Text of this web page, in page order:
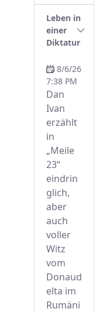
Leben in
einer
Diktatur
8/6/26
7:38 PM
Dan
Ivan
erzählt
in
„Meile
23“
eindrin
glich,
aber
auch
voller
Witz
vom
Donaud
elta im
Rumäni